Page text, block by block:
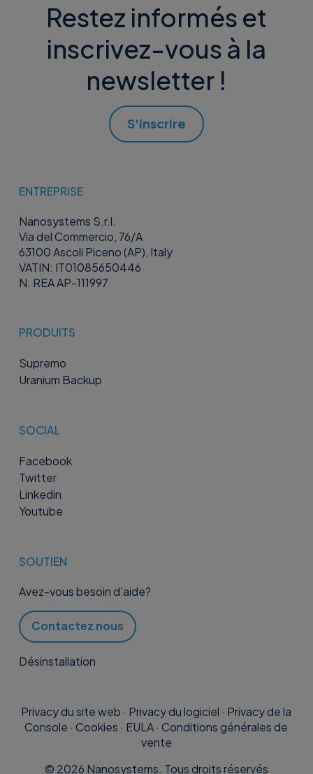
Restez informés et
inscrivez-vous à la
newsletter !
S'inscrire
ENTREPRISE
Nanosystems S.r.l.
Via del Commercio, 76/A
63100 Ascoli Piceno (AP), Italy
VATIN: IT01085650446
N. REA AP-111997
PRODUITS
Supremo
Uranium Backup
SOCIAL
Facebook
Twitter
Linkedin
Youtube
SOUTIEN
Avez-vous besoin d’aide?
Contactez nous
Désinstallation
Privacy du site web · Privacy du logiciel · Privacy de la
Console ·Cookies · EULA·Conditions générales de
vente
© 2026 Nanosystems. Tous droits réservés